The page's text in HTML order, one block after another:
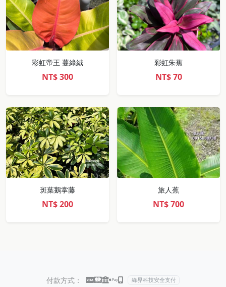
彩虹帝王 蔓綠絨
NT$300
彩虹朱蕉
NT$70
斑葉鵝掌藤
NT$200
旅人蕉
NT$700
付款方式： 綠界科技安全支付